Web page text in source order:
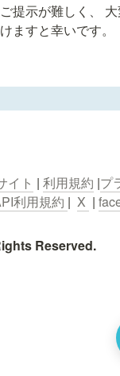
提示が難しく、
ますと幸いです。
イト | 利用規約 |プ
利用規約 | X |
Reserved.